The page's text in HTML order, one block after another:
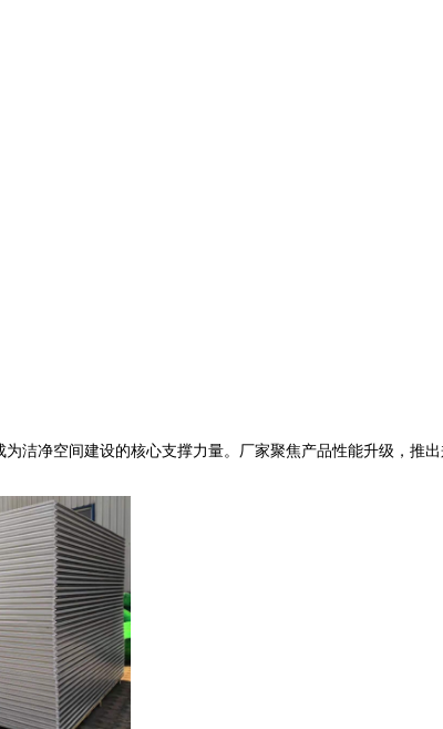
洁净空间建设的核心支撑力量。厂家聚焦产品性能升级，推